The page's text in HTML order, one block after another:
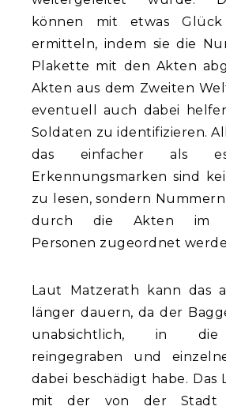
können mit etwas
ermitteln, indem sie die
Plakette mit den Akten
Akten aus dem Zweiten
eventuell auch dabei
Soldaten zu identifizieren.
das einfacher als
Erkennungsmarken sind
zu lesen, sondern
durch die Akten im
Personen zugeordnet
Laut Matzerath kann das
länger dauern, da der
unabsichtlich, in die
reingegraben und
dabei beschädigt habe. Das
mit der von der Stadt